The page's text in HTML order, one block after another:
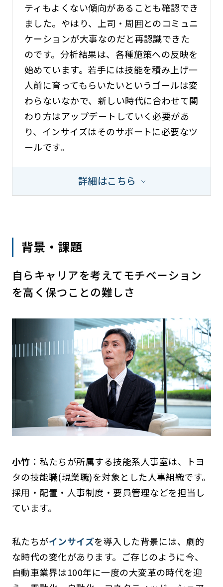
ティもよくない傾向があることも確認でき
ました。やはり、上司・周囲とのコミュニ
ケーションが大事なのだと再認識できた
のです。分析結果は、各種施策への反映を
始めています。若手には技能を積み上げ一
人前に育ってもらいたいというゴールは変
わらないなかで、新しい時代に合わせて関
わり方はアップデートしていく必要があ
り、インサイズはそのサポートに必要なツ
ールです。
詳細はこちら
背景・課題
自らキャリアを考えてモチベーション
を高く保つことの難しさ
小竹 ：私たちが所属する技能系人事室は、トヨ
タの技能職(現業職)を対象とした人事組織です。
採用・配置・人事制度・要員管理などを担当し
ています。
私たちがインサイズを導入した背景には、劇的
な時代の変化があります。ご存じのように今、
自動車業界は100年に一度の大変革の時代を迎